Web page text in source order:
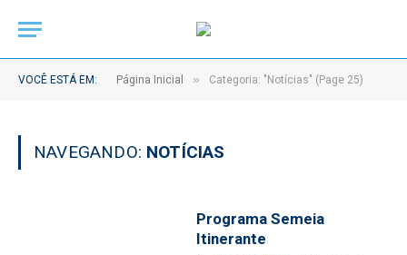
VOCÊ ESTÁ EM: Página Inicial » Categoria: "Notícias" (Page 25)
NAVEGANDO: NOTÍCIAS
Programa Semeia
Itinerante